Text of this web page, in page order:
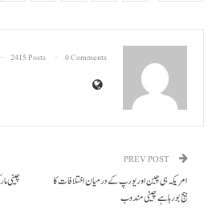
2415 Posts 0 Comments
امریکہ ہی چین اور یورپ کے درمیان اختلافات کا
بیج بو رہا ہے چینی مندوب
چینی